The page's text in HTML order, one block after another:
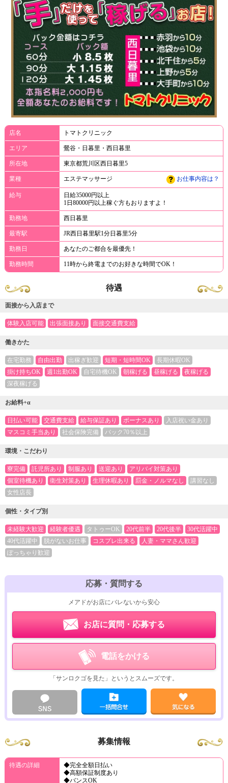
店名 トマトクリニック
エリア 鶯谷・日暮里・西日暮里
所在地 東京都荒川区西日暮里5
業種 エステマッサージ お仕事内容は？
給与
日給35000円以上
1日80000円以上稼ぐ方もおりますよ！
勤務地 西日暮里
最寄駅 JR西日暮里駅1分日暮里5分
勤務日 あなたのご都合を最優先！
勤務時間 11時から終電までのお好きな時間でOK！
待遇
面接から入店まで
体験入店可能 出張面接あり 面接交通費支給
働きかた
在宅勤務 自由出勤 出稼ぎ歓迎 短期・短時間OK
長期休暇OK
掛け持ちOK
週1出勤OK 自宅待機OK 朝稼げる 昼稼げる
夜稼げる
深夜稼げる
お給料+α
日払い可能 交通費支給 給与保証あり ボーナスあり
入店祝い金あり
マスコミ手当あり
社会保険完備 バック70％以上
環境・こだわり
寮完備 託児所あり 制服あり 送迎あり
アリバイ対策あり
個室待機あり
衛生対策あり 生理休暇あり 罰金・ノルマなし
講習なし
女性店長
個性・タイプ別
未経験大歓迎 経験者優遇 タトゥーOK 20代前半 20代後半
30代活躍中
40代活躍中
脱がないお仕事 コスプレ出来る
人妻・ママさん歓迎
ぽっちゃり歓迎
応募・質問する
メアドがお店にバレないから安心
お店に質問・応募する
電話をかける
「サンロクゴを見た」というとスムーズです。
募集情報
待遇の詳細
◆完全全額日払い
◆高額保証制度あり
◆バンスOK